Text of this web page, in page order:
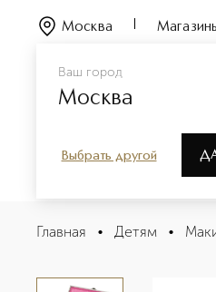
Ваш город
Москва
Выбрать другой
Москва
Дорожный кейс единорог
Описание
Главная • Детям •